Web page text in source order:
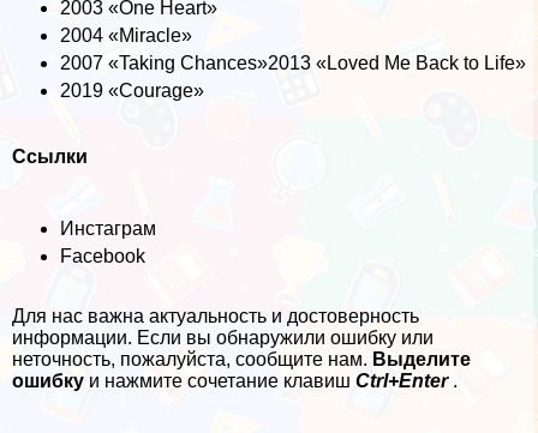
2003 «One Heart»
2004 «Miracle»
2007 «Taking Chances»2013 «Loved Me Back to Life»
2019 «Courage»
Ссылки
Инстаграм
Facebook
Для нас важна актуальность и достоверность
информации. Если вы обнаружили ошибку или
неточность, пожалуйста, сообщите нам. Выделите
ошибку и нажмите сочетание клавиш Ctrl+Enter.